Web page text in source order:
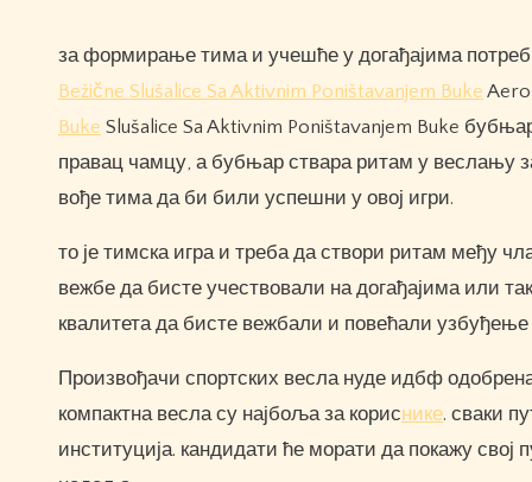
за формирање тима и учешће у догађајима
Bežične Slušalice Sa Aktivnim Poništavanjem Buke
Buke Slušalice Sa Aktivnim Poništavanjem Buke
правац чамцу, а бубњар ствара ритам у веслању
вође тима да би били успешни у овој игри.
то је тимска игра и треба да створи ритам међу
вежбе да бисте учествовали на догађајима или
квалитета да бисте вежбали и повећали
Произвођачи спортских весла нуде идбф
компактна весла су најбоља за кориснике. сваки
институција. кандидати ће морати да покажу